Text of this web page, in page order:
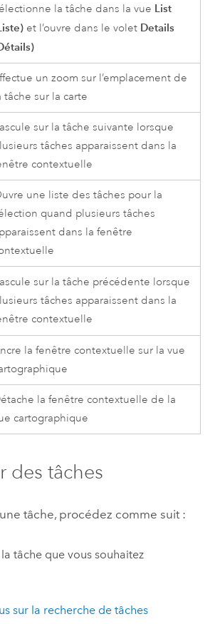
la tâche dans la vue List
et l’ouvre dans le volet Details
un zoom sur l’emplacement de
tâche sur la carte
sur la tâche suivante lorsque
tâches apparaissent dans la
contextuelle
une liste des tâches pour la
quand plusieurs tâches
dans la fenêtre
sur la tâche précédente lorsque
tâches apparaissent dans la
contextuelle
la fenêtre contextuelle sur la vue
la fenêtre contextuelle de la
cartographique
des tâches
tâche, procédez comme suit :
tâche que vous souhaitez
sur la recherche de tâches